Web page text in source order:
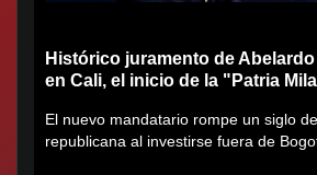
Histórico juramento de
en Cali, el inicio de la "Patria
El nuevo mandatario rompe un siglo
republicana al investirse fuera de